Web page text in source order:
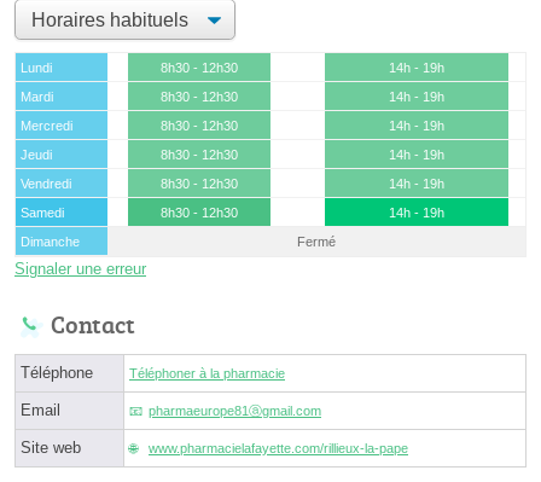
Lundi 8h30 - 12h30
14h - 19h
Mardi
8h30 - 12h30
14h - 19h
Mercredi
8h30 - 12h30
14h - 19h
Jeudi
8h30 - 12h30
14h - 19h
Vendredi
8h30 - 12h30
14h - 19h
Samedi
8h30 - 12h30
14h - 19h
Dimanche
Fermé
Signaler une erreur
Contact
Téléphone Téléphoner à la pharmacie
Email pharmaeurope81ⓐgmail.com
Site web www.pharmacielafayette.com/rillieux-la-pape